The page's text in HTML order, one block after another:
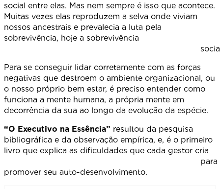
social entre elas. Mas nem sempre é isso que acontece.
Muitas vezes elas reproduzem a selva onde viviam
nossos ancestrais e prevalecia a luta pela
sobrevivência, hoje a sobrevivência
Para se conseguir lidar corretamente com as forças
negativas que destroem o ambiente organizacional, ou
o nosso próprio bem estar, é preciso entender como
funciona a mente humana, a própria mente em
decorrência da sua ao longo da evolução da espécie.
“O Executivo na Essência” resultou da pesquisa
bibliográfica e da observação empírica, e, é o primeiro
livro que explica as dificuldades que cada gestor cria
para
promover seu auto-desenvolvimento.